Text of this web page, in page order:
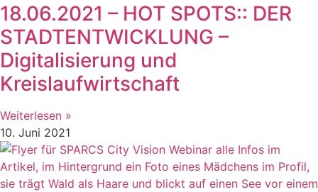
18.06.2021 – HOT SPOTS:: DER
STADTENTWICKLUNG –
Digitalisierung und
Kreislaufwirtschaft
Weiterlesen »
10. Juni 2021